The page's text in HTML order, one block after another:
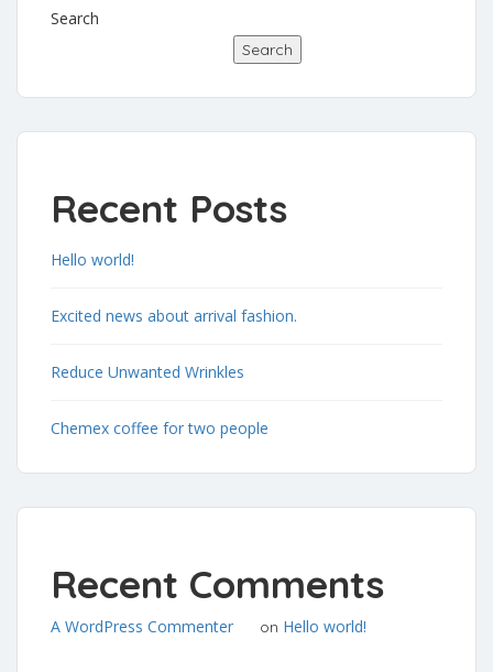
Search
Search
Recent Posts
Hello world!
Excited news about arrival fashion.
Reduce Unwanted Wrinkles
Chemex coffee for two people
Recent Comments
A WordPress Commenter on Hello world!